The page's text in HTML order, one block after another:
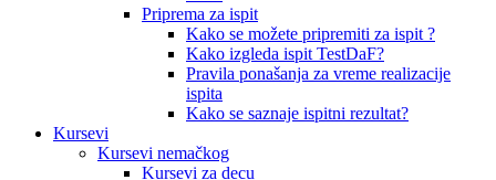
Priprema za ispit
Kako se možete pripremiti za ispit ?
Kako izgleda ispit TestDaF?
Pravila ponašanja za vreme realizacije
ispita
Kako se saznaje ispitni rezultat?
Kursevi
Kursevi nemačkog
Kursevi za decu